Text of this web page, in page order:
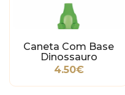
Caneta Com Base
Dinossauro
4.50€